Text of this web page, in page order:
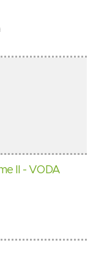
II - VODA